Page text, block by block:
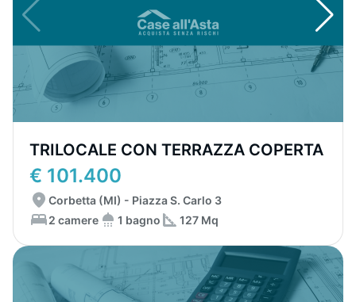
TRILOCALE CON TERRAZZA COPERTA
€ 101.400
Corbetta (MI) - Piazza S. Carlo 3
2 camere
1 bagno 127 Mq